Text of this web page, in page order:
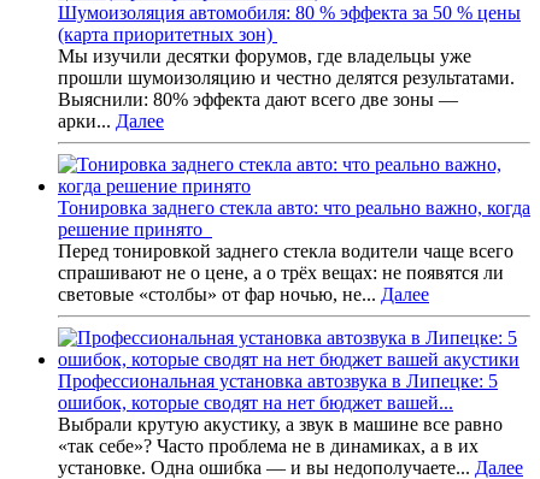
Шумоизоляция автомобиля: 80 % эффекта за 50 % цены
(карта приоритетных зон)
Мы изучили десятки форумов, где владельцы уже
прошли шумоизоляцию и честно делятся результатами.
Выяснили: 80% эффекта дают всего две зоны —
арки... Далее
Тонировка заднего стекла авто: что реально важно, когда
решение принято
Перед тонировкой заднего стекла водители чаще всего
спрашивают не о цене, а о трёх вещах: не появятся ли
световые «столбы» от фар ночью, не... Далее
Профессиональная установка автозвука в Липецке: 5
ошибок, которые сводят на нет бюджет вашей...
Выбрали крутую акустику, а звук в машине все равно
«так себе»? Часто проблема не в динамиках, а в их
установке. Одна ошибка — и вы недополучаете... Далее